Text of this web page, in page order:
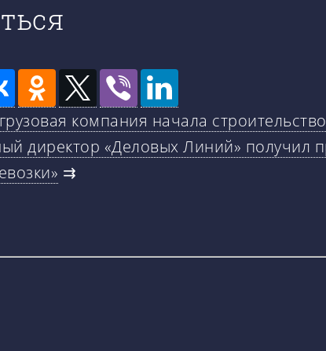
компания начала
директор «Деловых Линий» получил
⇉